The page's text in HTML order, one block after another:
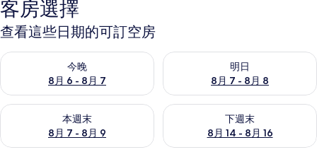
客房選擇
查看這些日期的可訂空房
今晚
8月 6 - 8月 7
查看今晚 8月 6 - 8月 7的可訂空房
明日
8月 7 - 8月 8
查看明日 8月 7 - 8月 8的可訂
本週末
8月 7 - 8月 9
查看本週末 8月 7 - 8月 9的可訂空房
下週末
8月 14 - 8月 16
查看下週末 8月 14 - 8月 16的